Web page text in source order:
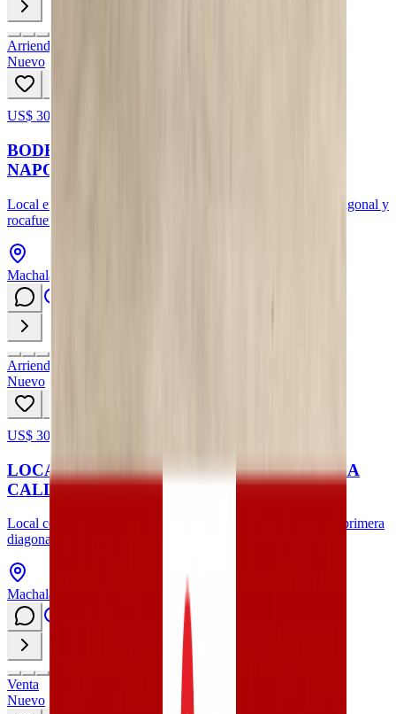
Arriendo
Nuevo
US$ 300
BODEGA EN ARRIENDO EN LA CALLE
NAPOLEON MERA, MACHALA
Local en arriendo en la calle napoleon mera entre primera diagonal y
rocafuerte
Machala, Provincia de El Oro
Arriendo
Nuevo
US$ 300
LOCAL COMERCIAL EN ARRIENDO EN LA
CALLE NAPOLEON MERA, MACHALA
Local comercial en arriendo en la calle napoleon mera entre primera
diagonal y rocafuerte
Machala, Provincia de El Oro
Venta
Nuevo